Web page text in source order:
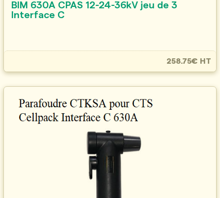
BIM 630A CPAS 12-24-36kV jeu de 3
Interface C
258.75€ HT